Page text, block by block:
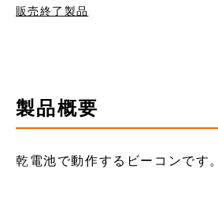
販売終了製品
製品概要
乾電池で動作するビーコンです。